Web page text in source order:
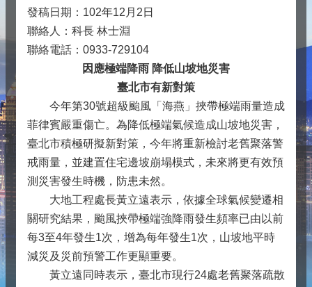
發稿日期：102年12月2日
聯絡人：科長 林士淵
聯絡電話：0933-729104
因應極端降雨 降低山坡地災害
臺北市有新對策
今年第30號超級颱風「海燕」挾帶極端雨量造成
菲律賓嚴重傷亡。為降低極端氣候造成山坡地災害，
臺北市積極研擬新對策，今年將重新檢討老舊聚落警
戒雨量，並建置住宅邊坡崩塌模式，未來將更有效預
測災害發生時機，防患未然。
大地工程處長黃立遠表示，依據全球氣候變遷相
關研究結果，颱風挾帶極端強降雨發生頻率已由以前
每3至4年發生1次，增為每年發生1次，山坡地平時
減災及災前預警工作更顯重要。
黃立遠同時表示，臺北市現行24處老舊聚落疏散